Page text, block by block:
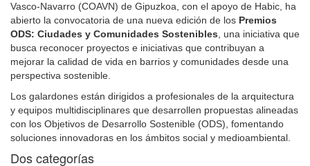
Vasco-Navarro (COAVN) de Gipuzkoa, con el apoyo de Habic, ha
abierto la convocatoria de una nueva edición de los Premios
ODS: Ciudades y Comunidades Sostenibles , una iniciativa que
busca reconocer proyectos e iniciativas que contribuyan a
mejorar la calidad de vida en barrios y comunidades desde una
perspectiva sostenible.
Los galardones están dirigidos a profesionales de la arquitectura
y equipos multidisciplinares que desarrollen propuestas alineadas
con los Objetivos de Desarrollo Sostenible (ODS), fomentando
soluciones innovadoras en los ámbitos social y medioambiental.
Dos categorías